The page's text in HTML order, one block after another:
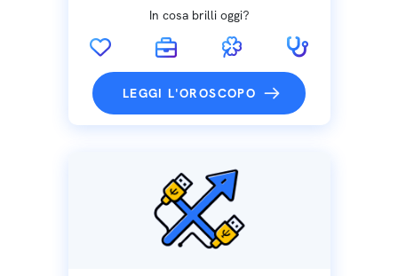
In cosa brilli oggi?
LEGGI L'OROSCOPO